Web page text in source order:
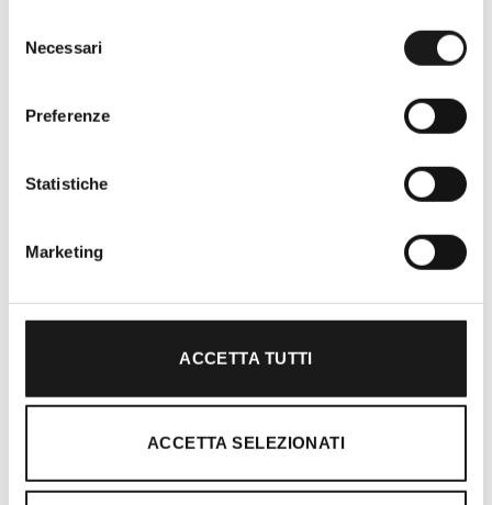
delNecessari
Preferenze
Statistiche
Marketing
ACCETTA TUTTI
ACCETTA SELEZIONATI
per amanti dell’outdoor a Roma e nel